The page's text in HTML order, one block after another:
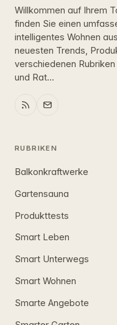
Willkommen auf Ihrem
finden Sie einen
intelligentes Wohnen
neuesten Trends,
verschiedenen
und Rat...
RUBRIKEN
Balkonkraftwerke
Gartensauna
Produkttests
Smart Leben
Smart Unterwegs
Smart Wohnen
Smarte Angebote